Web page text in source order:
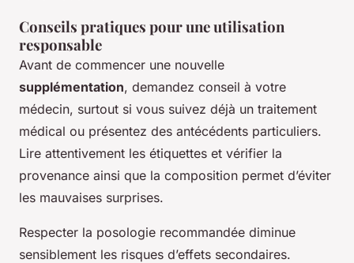
Conseils pratiques pour une utilisation
responsable
Avant de commencer une nouvelle
supplémentation, demandez conseil à votre
médecin, surtout si vous suivez déjà un traitement
médical ou présentez des antécédents particuliers.
Lire attentivement les étiquettes et vérifier la
provenance ainsi que la composition permet d’éviter
les mauvaises surprises.
Respecter la posologie recommandée diminue
sensiblement les risques d’effets secondaires.